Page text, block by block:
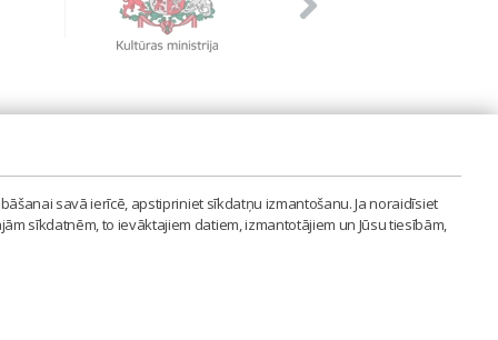
savā ierīcē, apstipriniet sīkdatņu izmantošanu. Ja noraidīsiet
sīkdatnēm, to ievāktajiem datiem, izmantotājiem un Jūsu tiesībām,